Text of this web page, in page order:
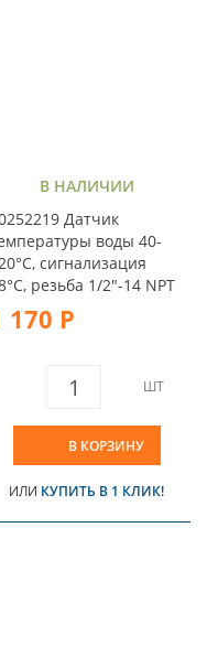
В НАЛИЧИИ
Датчик
воды 40-
сигнализация
резьба 1/2"-14 NPT
170 Р
ШТ
В КОРЗИНУ
ИЛИ КУПИТЬ В 1 КЛИК!